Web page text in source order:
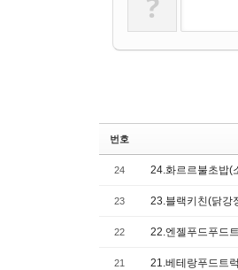
번호
24 24.화르르불초밥(
23 23.블랙키친(닭강
22 22.엔젤푸드푸드
21 21.베테랑푸드트